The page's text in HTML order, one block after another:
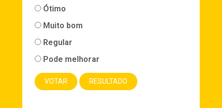
Ótimo
Muito bom
Regular
Pode melhorar